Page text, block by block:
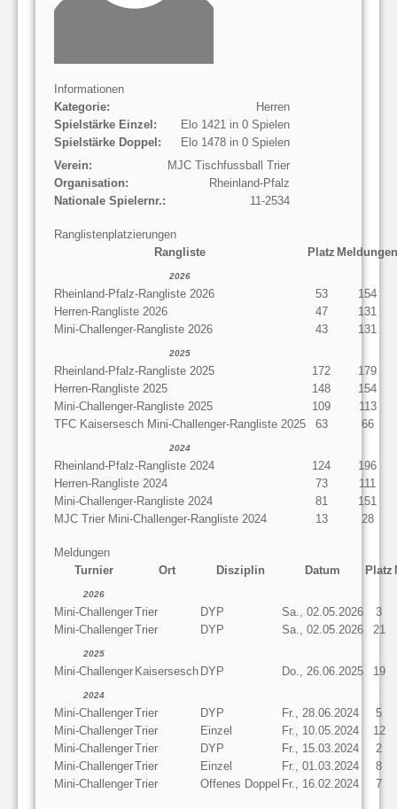
Informationen
Kategorie:
Herren
Spielstärke Einzel:
Elo 1421 in 0 Spielen
Spielstärke Doppel:
Elo 1478 in 0 Spielen
Verein:
MJC Tischfussball Trier
Organisation:
Rheinland-Pfalz
Nationale Spielernr.:
11-2534
Ranglistenplatzierungen
Rangliste
Platz Meldungen
2026
Rheinland-Pfalz-Rangliste 2026 53
154
Herren-Rangliste 2026
47
131
Mini-Challenger-Rangliste 2026
43 131
2025
Rheinland-Pfalz-Rangliste 2025 172
179
Herren-Rangliste 2025
148
154
Mini-Challenger-Rangliste 2025
109
113
TFC Kaisersesch Mini-Challenger-Rangliste 2025
63 66
2024
Rheinland-Pfalz-Rangliste 2024 124
196
Herren-Rangliste 2024
73
111
Mini-Challenger-Rangliste 2024
81
151
MJC Trier Mini-Challenger-Rangliste 2024
13 28
Meldungen
Turnier
Ort Disziplin Datum Platz
2026
Mini-ChallengerTrier DYP Sa., 02.05.2026
3
Mini-ChallengerTrier DYP Sa., 02.05.2026 21
2025
Mini-Challenger Kaisersesch DYP Do., 26.06.2025 19
2024
Mini-ChallengerTrier DYP Fr., 28.06.2024
5
Mini-ChallengerTrier Einzel Fr., 10.05.2024
12
Mini-ChallengerTrier DYP Fr., 15.03.2024
2
Mini-ChallengerTrier Einzel Fr., 01.03.2024
8
Mini-ChallengerTrier Offenes Doppel Fr., 16.02.2024 7